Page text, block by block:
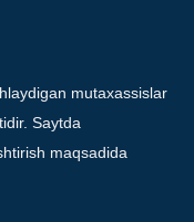
mutaxassislar
Saytda
maqsadida